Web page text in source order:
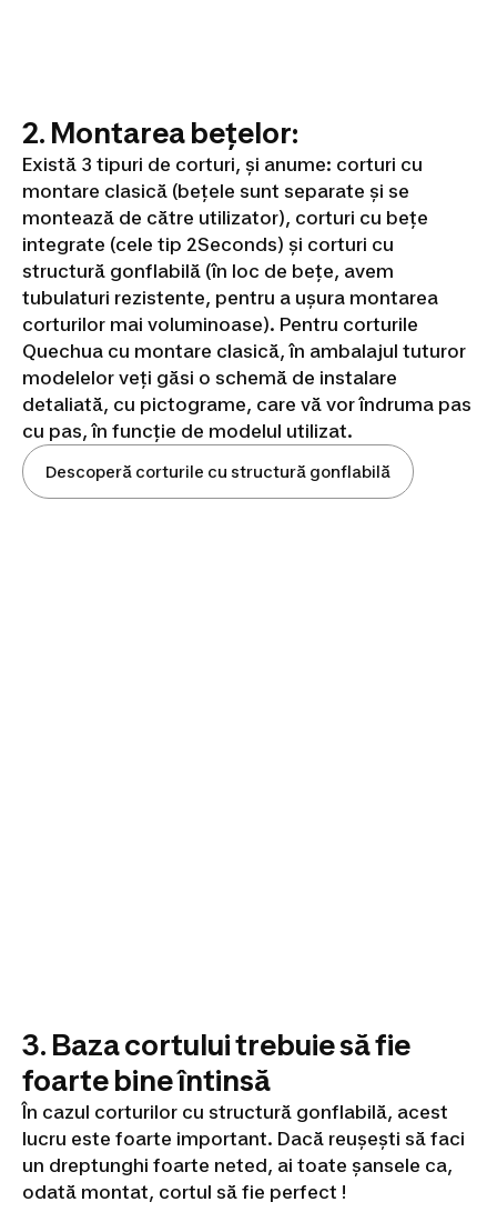
2. Montarea bețelor:
Există 3 tipuri de corturi, și anume: corturi cu
montare clasică (bețele sunt separate și se
montează de către utilizator), corturi cu bețe
integrate (cele tip 2Seconds) și corturi cu
structură gonflabilă (în loc de bețe, avem
tubulaturi rezistente, pentru a ușura montarea
corturilor mai voluminoase). Pentru corturile
Quechua cu montare clasică, în ambalajul tuturor
modelelor veți găsi o schemă de instalare
detaliată, cu pictograme, care vă vor îndruma pas
cu pas, în funcție de modelul utilizat.
Descoperă corturile cu structură gonflabilă
3. Baza cortului trebuie să fie
foarte bine întinsă
În cazul corturilor cu structură gonflabilă, acest
lucru este foarte important. Dacă reușești să faci
un dreptunghi foarte neted, ai toate șansele ca,
odată montat, cortul să fie perfect !